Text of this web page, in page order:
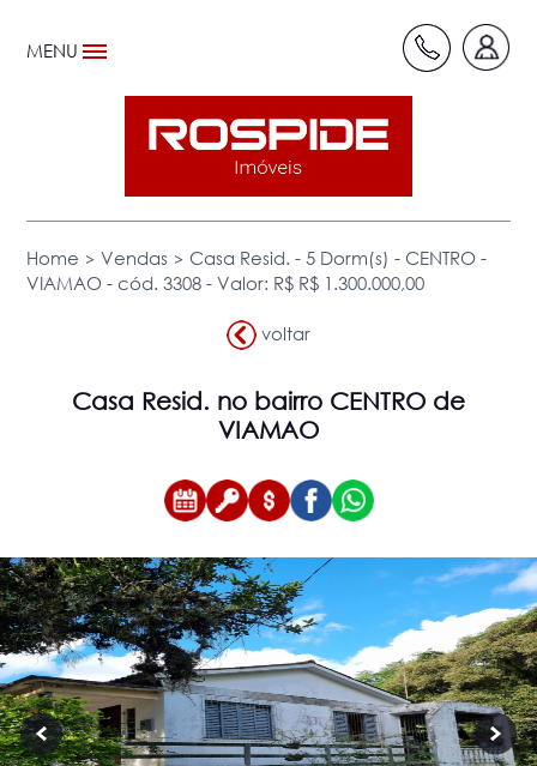
MENU
Home > Vendas > Casa Resid. - 5 Dorm(s) - CENTRO -
VIAMAO - cód. 3308 - Valor: R$ R$ 1.300.000,00
voltar
Casa Resid. no bairro CENTRO de
VIAMAO